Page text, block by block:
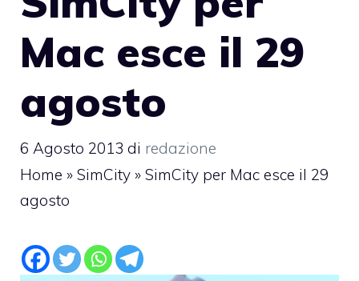
Mac esce il 29
agosto
6 Agosto 2013 di redazione
Home » SimCity » SimCity per Mac esce il 29
agosto